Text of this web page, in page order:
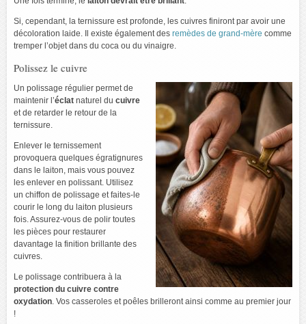
Si, cependant, la ternissure est profonde, les cuivres finiront par avoir une
décoloration laide. Il existe également des remèdes de grand-mère comme
tremper l’objet dans du coca ou du vinaigre.
Polissez le cuivre
Un polissage régulier permet de
maintenir l’éclat naturel du cuivre
et de retarder le retour de la
ternissure.
Enlever le ternissement
provoquera quelques égratignures
dans le laiton, mais vous pouvez
les enlever en polissant. Utilisez
un chiffon de polissage et faites-le
courir le long du laiton plusieurs
fois. Assurez-vous de polir toutes
les pièces pour restaurer
davantage la finition brillante des
cuivres.
Le polissage contribuera à la
protection du cuivre contre
oxydation. Vos casseroles et poêles brilleront ainsi comme au premier jour
!